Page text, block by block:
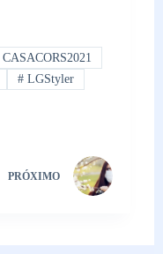
CASACORS2021
# LGStyler
PRÓXIMO